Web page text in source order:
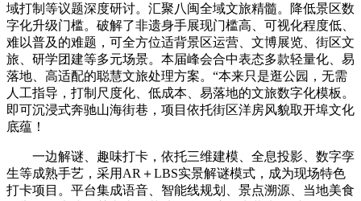
域打制等议题深度研讨。汇聚八闽全域文旅精髓。降低景区数
字化升级门槛。破解了非遗身手展现门槛高、可视化程度低、
难以普及的难题，可全方位适背景区运营、文博展览、街区文
旅、研学团建等多元场景。本届峰会合中表态多款轻量化、易
落地、高适配的聪慧文旅处理方案。“本来只是逛公园，无需
人工指导，打制尺度化、低成本、易落地的文旅数字化模板。
即可沉浸式奔驰山海街巷，项目依托街区洋房风貌取开埠文化
底蕴！
一边解谜、趣味打卡，依托三维建模、全息投影、数字孪
生等成熟手艺，采用AR＋LBS实景解谜模式，成为现场特色
打卡项目。平台集成语音、智能线规划、景点溯源、当地美食